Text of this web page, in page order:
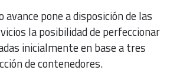
pone a disposición de las
la posibilidad de perfeccionar
inicialmente en base a tres
de contenedores.